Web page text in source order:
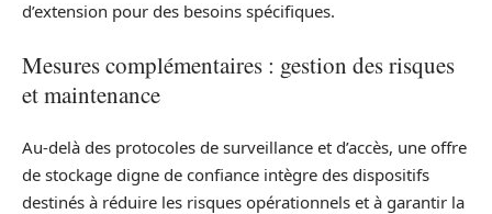
d’extension pour des besoins spécifiques.
Mesures complémentaires : gestion des risques
et maintenance
Au-delà des protocoles de surveillance et d’accès, une offre
de stockage digne de confiance intègre des dispositifs
destinés à réduire les risques opérationnels et à garantir la